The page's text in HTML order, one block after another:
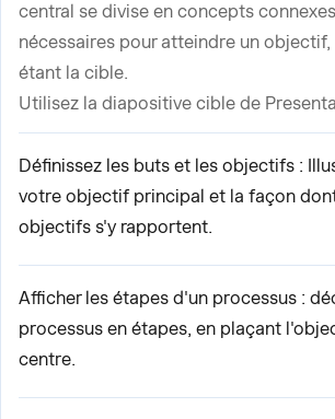
central se divise en concepts
nécessaires pour atteindre un
étant la cible.
Utilisez la diapositive cible de
Définissez les buts et les objectifs :
votre objectif principal et la façon
objectifs s'y rapportent.
Afficher les étapes d'un processus :
processus en étapes, en plaçant
centre.